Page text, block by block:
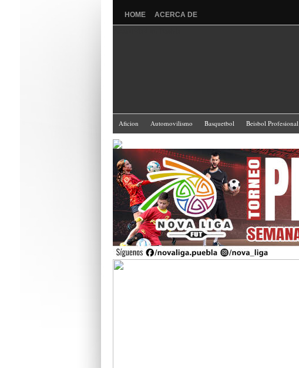
HOME ACERCA DE
Aficion Automovilismo Basquetbol Beisbol Profesional
Futbol Americano